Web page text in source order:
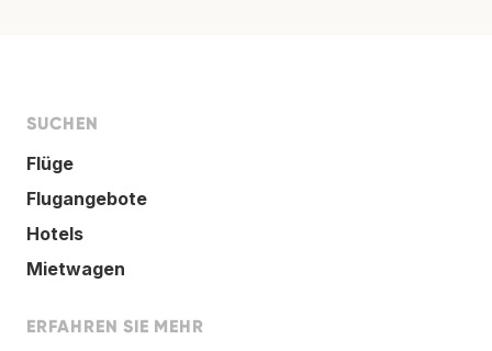
SUCHEN
Flüge
Flugangebote
Hotels
Mietwagen
ERFAHREN SIE MEHR